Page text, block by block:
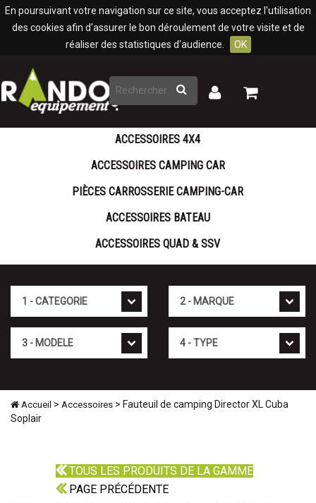
En poursuivant votre navigation sur ce site, vous acceptez l'utilisation
des cookies afin d'assurer le bon déroulement de votre visite et de
réaliser des statistiques d'audience.
OK
Rechercher
Mon
Mon
ACCESSOIRES 4X4
ACCESSOIRES CAMPING CAR
PIÈCES CARROSSERIE CAMPING-CAR
ACCESSOIRES BATEAU
ACCESSOIRES QUAD & SSV
Accueil > Accessoires > Fauteuil de camping Director XL Cuba
Soplair
TOUS LES PRODUITS DE LA GAMME
PAGE PRÉCÉDENTE
Panneau de gestion des cookies